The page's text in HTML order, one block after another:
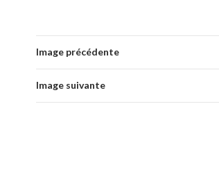
Image précédente
Image suivante